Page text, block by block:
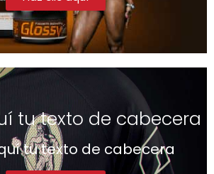
tu texto de cabecera
tu texto de cabecera